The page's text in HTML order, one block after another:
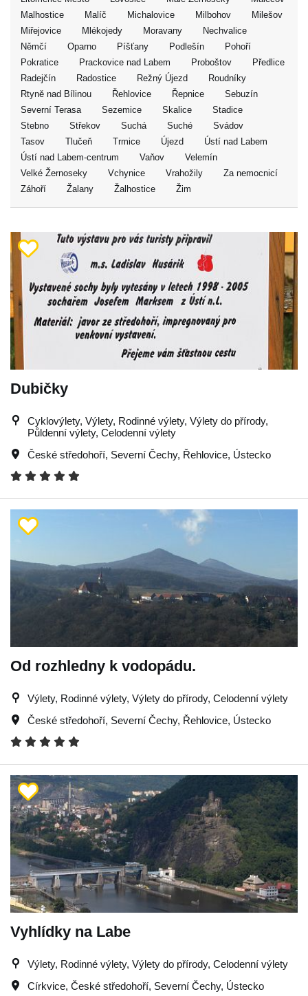
Malhostice
Malíč Michalovice Milbohov
Milešov
Miřejovice
Mlékojedy Moravany
Nechvalice
Němčí
Oparno Píšťany Podlešín
Pohoří
Pokratice
Prackovice nad Labem Proboštov
Předlice
Radejčín
Radostice Režný Újezd
Roudníky
Rtyně nad Bílinou
Řehlovice Řepnice
Sebuzín
Severní Terasa
Sezemice Skalice
Stadice
Stebno
Střekov Suchá Suché
Svádov
Tasov
Tlučeň Trmice Újezd
Ústí nad Labem
Ústí nad Labem-centrum
Vaňov
Velemín
Velké Žernoseky
Vchynice Vrahožily
Za nemocnicí
Záhoří
Žalany Žalhostice Žim
Dubičky
Cyklovýlety, Výlety, Rodinné výlety, Výlety do přírody,
Půldenní výlety, Celodenní výlety
České středohoří, Severní Čechy, Řehlovice, Ústecko
Od rozhledny k vodopádu.
Výlety, Rodinné výlety, Výlety do přírody, Celodenní výlety
České středohoří, Severní Čechy, Řehlovice, Ústecko
Vyhlídky na Labe
Výlety, Rodinné výlety, Výlety do přírody, Celodenní výlety
Církvice, České středohoří, Severní Čechy, Ústecko